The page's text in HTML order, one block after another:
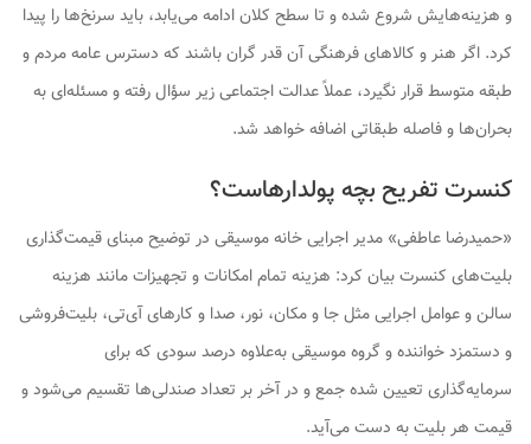
و هزینه‌هایش شروع شده و تا سطح کلان ادامه می‌یابد، باید سرنخ‌ها را پیدا
کرد. اگر هنر و کالاهای فرهنگی آن قدر گران باشند که دسترس عامه مردم و
طبقه متوسط قرار نگیرد، عملاً عدالت اجتماعی زیر سؤال رفته و مسئله‌ای به
بحران‌ها و فاصله طبقاتی اضافه خواهد شد.
کنسرت تفریح بچه پولدارهاست؟
«حمیدرضا عاطفی» مدیر اجرایی خانه موسیقی در توضیح مبنای قیمت‌گذاری
بلیت‌های کنسرت بیان کرد: هزینه تمام امکانات و تجهیزات مانند هزینه
سالن و عوامل اجرایی مثل جا و مکان، نور، صدا و کارهای آی‌تی، بلیت‌فروشی
و دستمزد خواننده و گروه موسیقی به‌علاوه درصد سودی که برای
سرمایه‌گذاری تعیین شده جمع و در آخر بر تعداد صندلی‌ها تقسیم می‌شود و
قیمت هر بلیت به دست می‌آید.